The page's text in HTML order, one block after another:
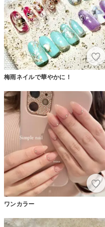
梅雨ネイルで華やかに！
ワンカラー